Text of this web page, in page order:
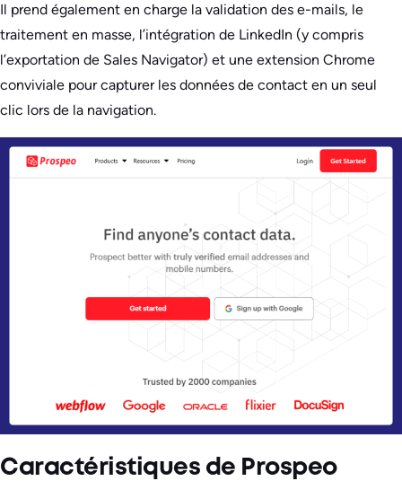
Il prend également en charge la validation des e-mails, le
traitement en masse, l’intégration de LinkedIn (y compris
l’exportation de Sales Navigator) et une extension Chrome
conviviale pour capturer les données de contact en un seul
clic lors de la navigation.
Caractéristiques de Prospeo